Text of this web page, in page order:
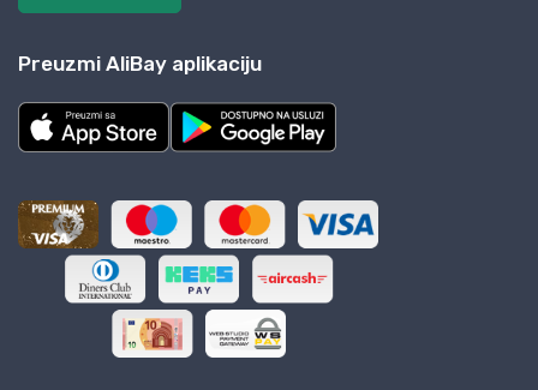
Preuzmi AliBay aplikaciju